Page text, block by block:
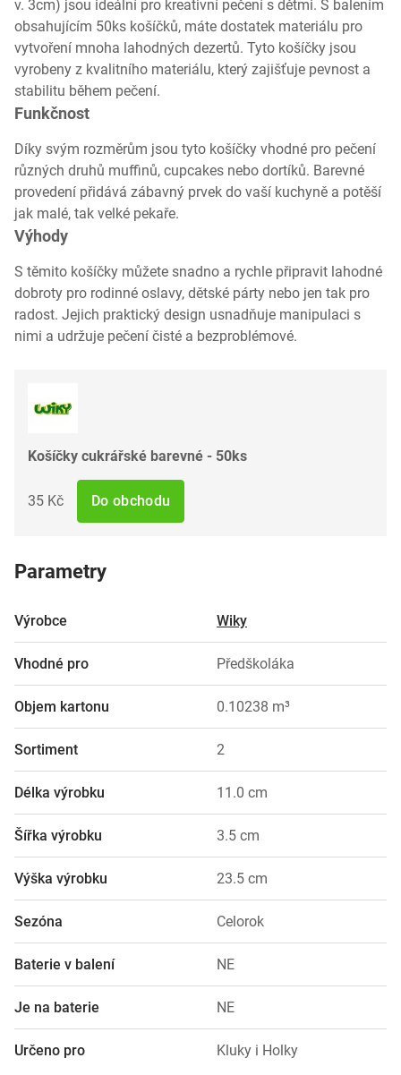
v. 3cm) jsou ideální pro kreativní pečení s dětmi. S balením
obsahujícím 50ks košíčků, máte dostatek materiálu pro
vytvoření mnoha lahodných dezertů. Tyto košíčky jsou
vyrobeny z kvalitního materiálu, který zajišťuje pevnost a
stabilitu během pečení.
Funkčnost
Díky svým rozměrům jsou tyto košíčky vhodné pro pečení
různých druhů muffinů, cupcakes nebo dortíků. Barevné
provedení přidává zábavný prvek do vaší kuchyně a potěší
jak malé, tak velké pekaře.
Výhody
S těmito košíčky můžete snadno a rychle připravit lahodné
dobroty pro rodinné oslavy, dětské párty nebo jen tak pro
radost. Jejich praktický design usnadňuje manipulaci s
nimi a udržuje pečení čisté a bezproblémové.
Košíčky cukrářské barevné - 50ks
35 Kč Do obchodu
Parametry
Výrobce Wiky
Vhodné pro Předškoláka
Objem kartonu 0.10238 m³
Sortiment 2
Délka výrobku 11.0 cm
Šířka výrobku 3.5 cm
Výška výrobku 23.5 cm
Sezóna Celorok
Baterie v balení NE
Je na baterie NE
Určeno pro Kluky i Holky